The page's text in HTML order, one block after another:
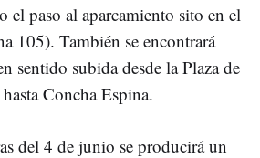
el paso al aparcamiento sito en el
105). También se encontrará
sentido subida desde la Plaza de
Concha Espina.
del 4 de junio se producirá un